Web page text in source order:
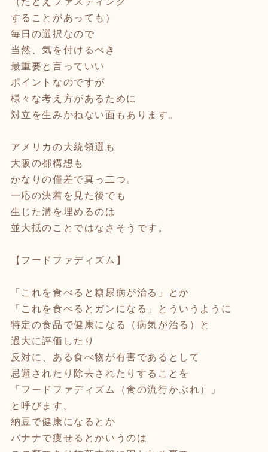
することがあっても）
毎日の選択なので
当然、気を付けるべき
最重要と言っていい
ポイントなのですが
様々な考え方があるために
対立を生みかねない面もあります。
アメリカの大統領選も
大阪の都構想も
かなりの僅差で真っ二つ。
一応の決着を見た後でも
生じた溝を埋めるのは
並大抵のことではなさそうです。
【フードファディズム】
「これを食べると糖尿病が治る」とか
「これを食べるとガンになる」とういうように
特定の食品で健康になる（病気が治る）と
過大に評価したり
反対に、ある食べ物が有害であるとして
忌避されたり除去されたりすることを
「フードファディズム（食の流行かぶれ）」
と呼びます。
納豆で健康になるとか
バナナで痩せるとかいうのは